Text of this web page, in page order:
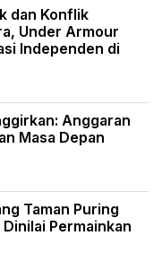
dan Konflik
Under Armour
Independen di
Anggaran
Masa Depan
Taman Puring
Permainkan